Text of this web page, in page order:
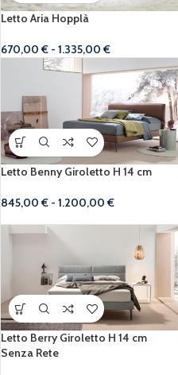
Letto Aria Hopplà
670,00€ - 1.335,00€
Letto Benny Giroletto H 14 cm
845,00€ - 1.200,00€
Letto Berry Giroletto H 14 cm
Senza Rete